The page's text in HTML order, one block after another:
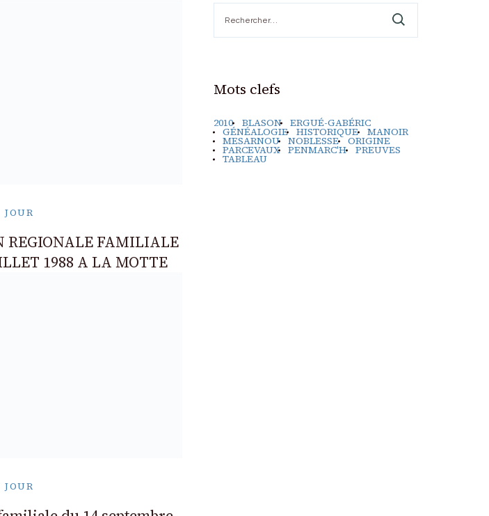
JOUR
REGIONALE FAMILIALE
1988 A LA MOTTE
JOUR
Mots clefs
2010 BLASON ERGUÉ-GABÉRIC
GÉNÉALOGIE HISTORIQUE MANOIR
MESARNOU NOBLESSE ORIGINE
PARCEVAUX PENMARC'H PREUVES
TABLEAU